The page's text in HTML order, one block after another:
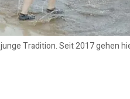
Tradition. Seit 2017 gehen